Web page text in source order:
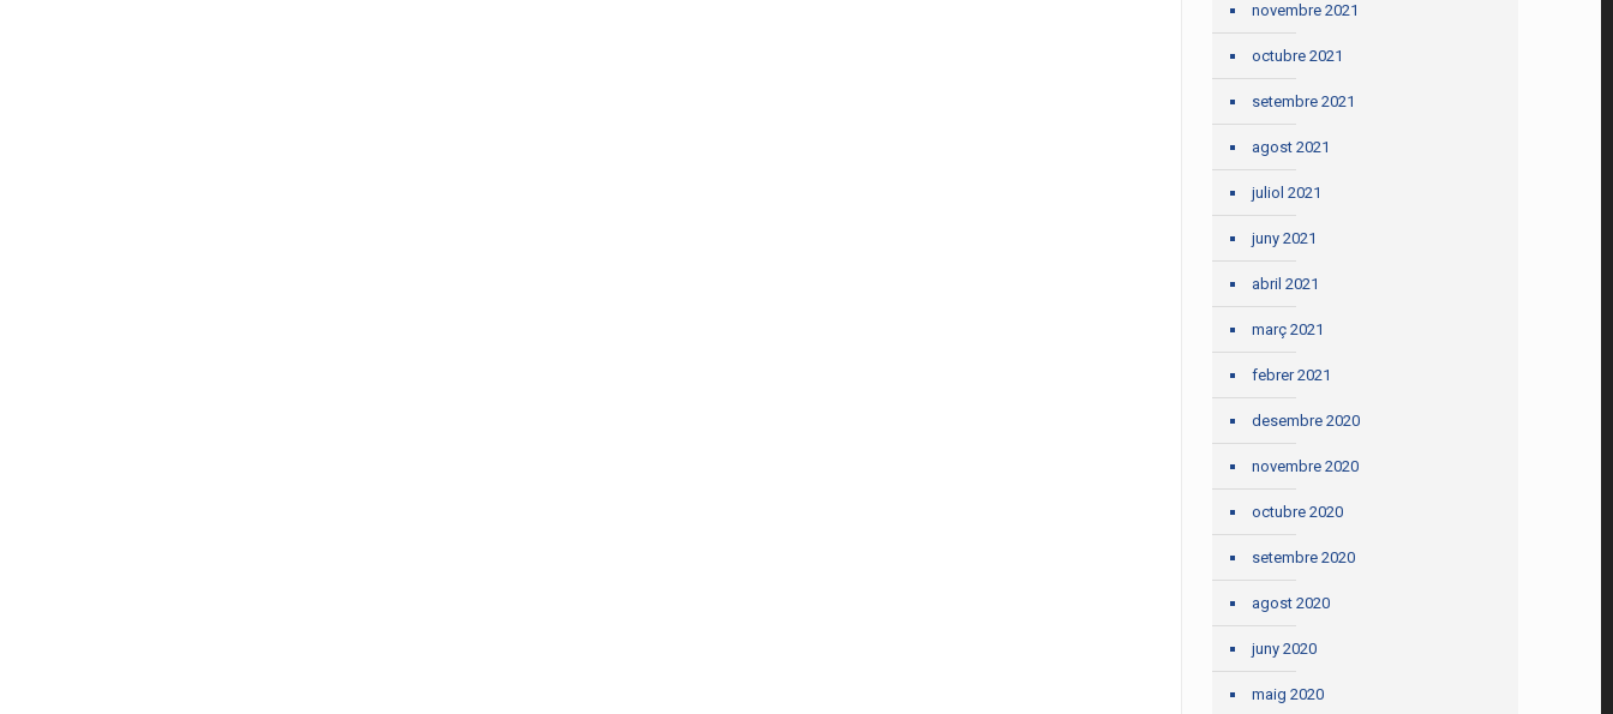
novembre 2021
octubre 2021
setembre 2021
agost 2021
juliol 2021
juny 2021
abril 2021
març 2021
febrer 2021
desembre 2020
novembre 2020
octubre 2020
setembre 2020
agost 2020
juny 2020
maig 2020